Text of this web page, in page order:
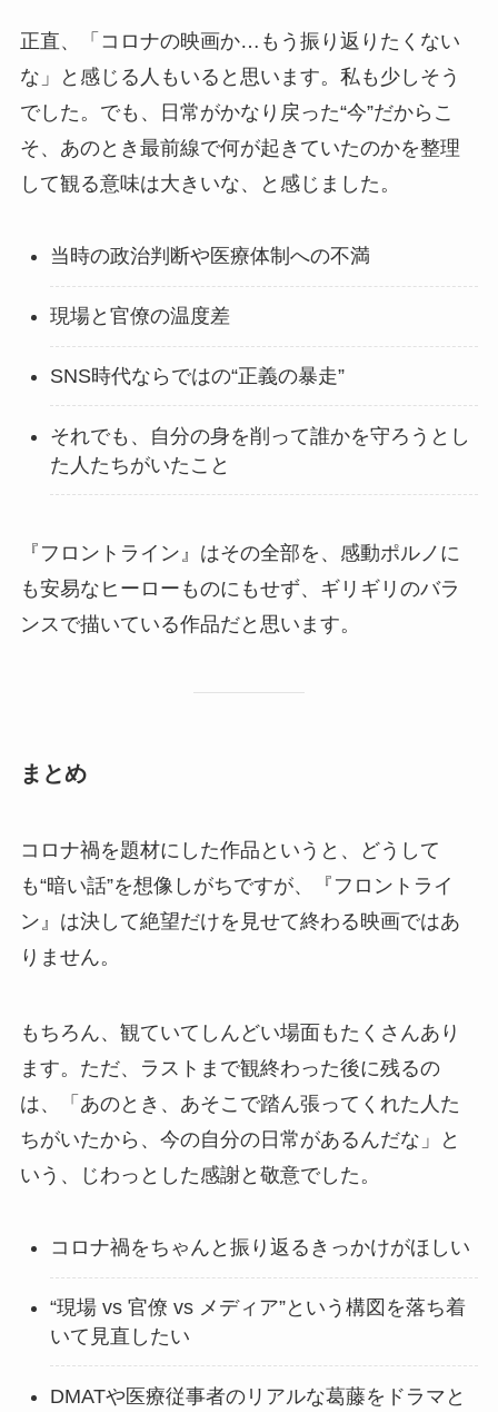
正直、「コロナの映画か…もう振り返りたくない
な」と感じる人もいると思います。私も少しそう
でした。でも、日常がかなり戻った“今”だからこ
そ、あのとき最前線で何が起きていたのかを整理
して観る意味は大きいな、と感じました。
当時の政治判断や医療体制への不満
現場と官僚の温度差
SNS時代ならではの“正義の暴走”
それでも、自分の身を削って誰かを守ろうとし
た人たちがいたこと
『フロントライン』はその全部を、感動ポルノに
も安易なヒーローものにもせず、ギリギリのバラ
ンスで描いている作品だと思います。
まとめ
コロナ禍を題材にした作品というと、どうして
も“暗い話”を想像しがちですが、『フロントライ
ン』は決して絶望だけを見せて終わる映画ではあ
りません。
もちろん、観ていてしんどい場面もたくさんあり
ます。ただ、ラストまで観終わった後に残るの
は、「あのとき、あそこで踏ん張ってくれた人た
ちがいたから、今の自分の日常があるんだな」と
いう、じわっとした感謝と敬意でした。
コロナ禍をちゃんと振り返るきっかけがほしい
“現場 vs 官僚 vs メディア”という構図を落ち着
いて見直したい
DMATや医療従事者のリアルな葛藤をドラマと